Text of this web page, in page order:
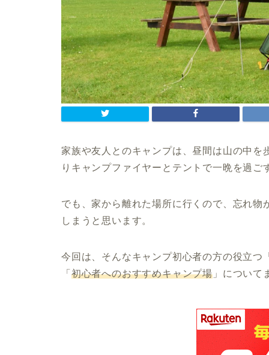
家族や友人とのキャンプは、昼間は山の中
りキャンプファイヤーとテントで一晩を過ご
でも、家から離れた場所に行くので、忘れ物
しまうと思います。
今回は、そんなキャンプ初心者の方の役立つ「
「 初心者へのおすすめキャンプ場 」について